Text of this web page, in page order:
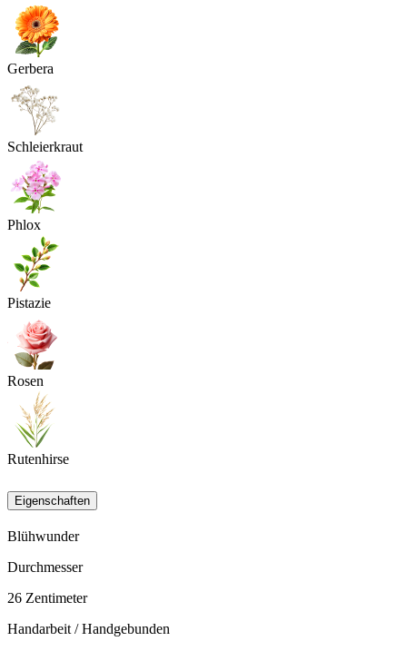
Gerbera
Schleierkraut
Phlox
Pistazie
Rosen
Rutenhirse
Eigenschaften
Blühwunder
Durchmesser
26 Zentimeter
Handarbeit / Handgebunden